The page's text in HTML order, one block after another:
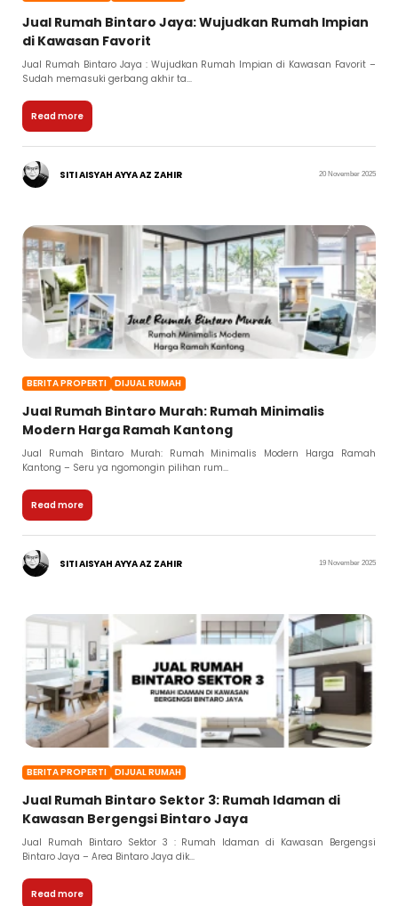
Jual Rumah Bintaro Jaya: Wujudkan Rumah Impian
di Kawasan Favorit
Jual Rumah Bintaro Jaya : Wujudkan Rumah Impian di Kawasan Favorit –
Sudah memasuki gerbang akhir ta...
Read more
SITI AISYAH AYYA AZ ZAHIR 20 November 2025
BERITA PROPERTI DIJUAL RUMAH
Jual Rumah Bintaro Murah: Rumah Minimalis
Modern Harga Ramah Kantong
Jual Rumah Bintaro Murah: Rumah Minimalis Modern Harga Ramah
Kantong – Seru ya ngomongin pilihan rum...
Read more
SITI AISYAH AYYA AZ ZAHIR 19 November 2025
BERITA PROPERTI DIJUAL RUMAH
Jual Rumah Bintaro Sektor 3: Rumah Idaman di
Kawasan Bergengsi Bintaro Jaya
Jual Rumah Bintaro Sektor 3 : Rumah Idaman di Kawasan Bergengsi
Bintaro Jaya – Area Bintaro Jaya dik...
Read more